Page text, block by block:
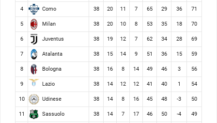
4 Como 38 20 11 7 65 29 36 71
5 Milan 38 20 10 8 53 35 18 70
6 Juventus 38 19 12 7 62 34 28 69
7 Atalanta 38 15 14 9 51 36 15 59
8 Bologna 38 16 8 14 49 46 3 56
9 Lazio 38 14 12 12 41 40 1 54
10 Udinese 38 14 8 16 45 48 -3 50
11 Sassuolo 38 14 7 17 46 50 -4 49